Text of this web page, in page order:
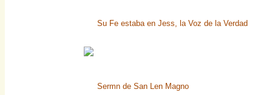
Su Fe estaba en Jess, la Voz de la Verdad
Sermn de San Len Magno